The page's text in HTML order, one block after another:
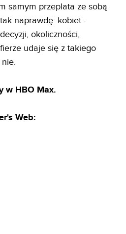
samym przeplata ze sobą
naprawdę: kobiet -
okoliczności,
udaje się z takiego
w HBO Max.
Web: